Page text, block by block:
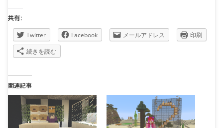
共有:
Twitter Facebook メールアドレス
印刷
続きを読む
関連記事